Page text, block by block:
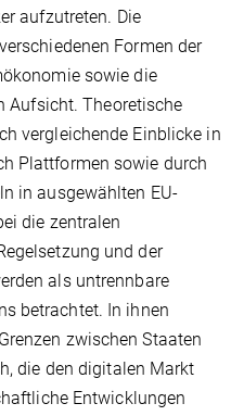
aufzutreten. Die
Formen der
sowie die
Aufsicht. Theoretische
vergleichende Einblicke in
Plattformen sowie durch
in ausgewählten EU-
die zentralen
und der
als untrennbare
betrachtet. In ihnen
zwischen Staaten
die den digitalen Markt
Entwicklungen